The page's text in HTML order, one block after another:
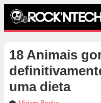
18 Animais
uma dieta